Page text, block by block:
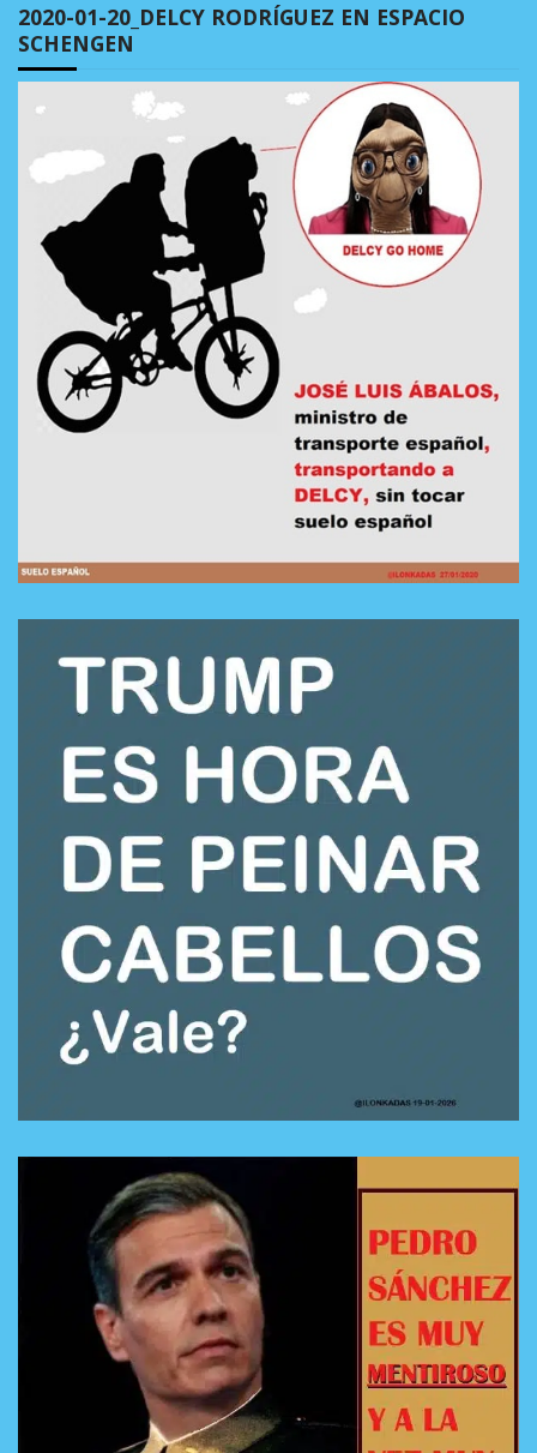
2020-01-20_DELCY RODRÍGUEZ EN ESPACIO
SCHENGEN